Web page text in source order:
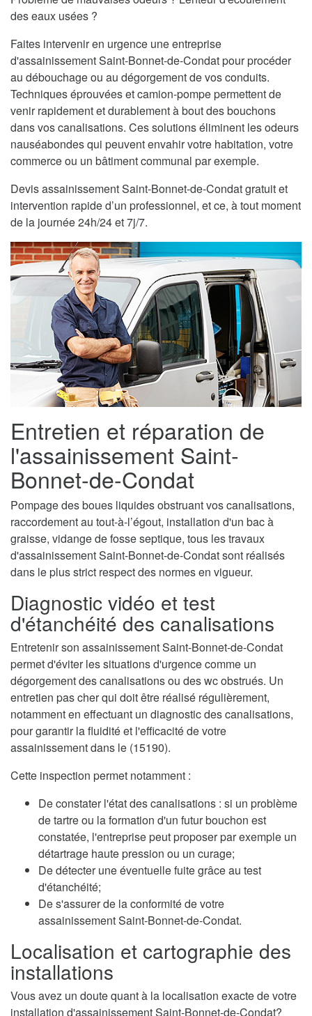
des eaux usées ?
Faites intervenir en urgence une entreprise
d'assainissement Saint-Bonnet-de-Condat pour procéder
au débouchage ou au dégorgement de vos conduits.
Techniques éprouvées et camion-pompe permettent de
venir rapidement et durablement à bout des bouchons
dans vos canalisations. Ces solutions éliminent les odeurs
nauséabondes qui peuvent envahir votre habitation, votre
commerce ou un bâtiment communal par exemple.
Devis assainissement Saint-Bonnet-de-Condat gratuit et
intervention rapide d’un professionnel, et ce, à tout moment
de la journée 24h/24 et 7j/7.
Entretien et réparation de
l'assainissement Saint-
Bonnet-de-Condat
Pompage des boues liquides obstruant vos canalisations,
raccordement au tout-à-l’égout, installation d'un bac à
graisse, vidange de fosse septique, tous les travaux
d'assainissement Saint-Bonnet-de-Condat sont réalisés
dans le plus strict respect des normes en vigueur.
Diagnostic vidéo et test
d'étanchéité des canalisations
Entretenir son assainissement Saint-Bonnet-de-Condat
permet d'éviter les situations d'urgence comme un
dégorgement des canalisations ou des wc obstrués. Un
entretien pas cher qui doit être réalisé régulièrement,
notamment en effectuant un diagnostic des canalisations,
pour garantir la fluidité et l'efficacité de votre
assainissement dans le (15190).
Cette inspection permet notamment :
De constater l'état des canalisations : si un problème
de tartre ou la formation d'un futur bouchon est
constatée, l'entreprise peut proposer par exemple un
détartrage haute pression ou un curage;
De détecter une éventuelle fuite grâce au test
d'étanchéité;
De s'assurer de la conformité de votre
assainissement Saint-Bonnet-de-Condat.
Localisation et cartographie des
installations
Vous avez un doute quant à la localisation exacte de votre
installation d'assainissement Saint-Bonnet-de-Condat?